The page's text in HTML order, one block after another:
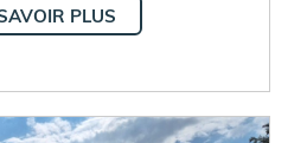
PLUS